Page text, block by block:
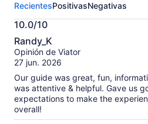
esta
actividad.
Más
información
sobre
nuestras
verificadas
RecientesPositivasNegativas
10.0/10
10.0
de
10
Randy_K
Opinión de Viator
27 jun. 2026
Our guide was great, fun,
was attentive & helpful. Gave us
expectations to make the
overall!